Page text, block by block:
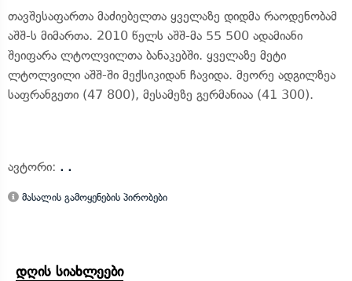
თავშესაფართა მაძიებელთა ყველაზე დიდმა რაოდენობამ
აშშ-ს მიმართა. 2010 წელს აშშ-მა 55 500 ადამიანი
შეიფარა ლტოლვილთა ბანაკებში. ყველაზე მეტი
ლტოლვილი აშშ-ში მექსიკიდან ჩავიდა. მეორე ადგილზეა
საფრანგეთი (47 800), მესამეზე გერმანიაა (41 300).
ავტორი: . .
მასალის გამოყენების პირობები
დღის სიახლეები